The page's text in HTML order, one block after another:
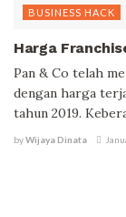
BUSINESS HACK
Harga
Pan & Co telah
dengan harga
tahun 2019.
byWijaya Dinata